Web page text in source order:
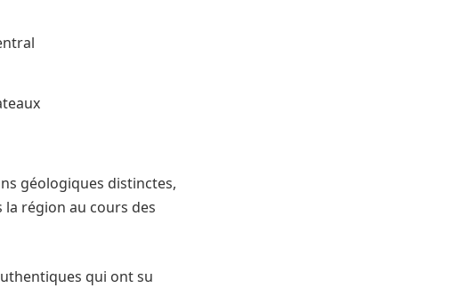
géologiques distinctes,
la région au cours des
qui ont su